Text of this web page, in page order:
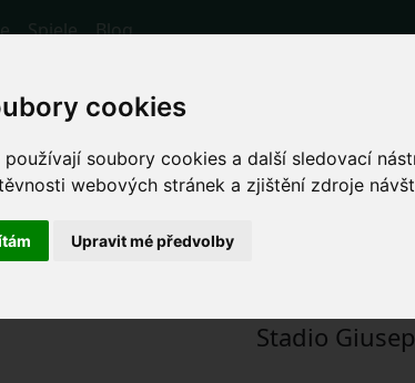
cookies
soubory cookies a další sledovací
webových stránek a zjištění zdroje
Upravit mé předvolby
Spiele Blog
Flugtarife und
Udinese.
Stadio